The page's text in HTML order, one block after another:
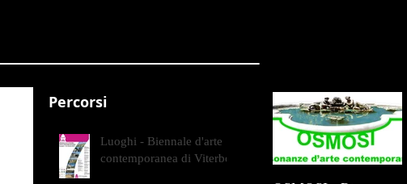
Percorsi
Luoghi - Biennale d'arte
contemporanea di Viterbo